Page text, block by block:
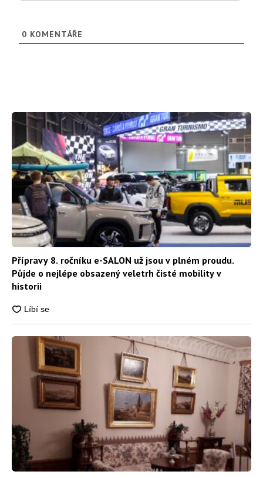
0 KOMENTÁŘE
Přípravy 8. ročníku e-SALON už jsou v plném proudu.
Půjde o nejlépe obsazený veletrh čisté mobility v
historii